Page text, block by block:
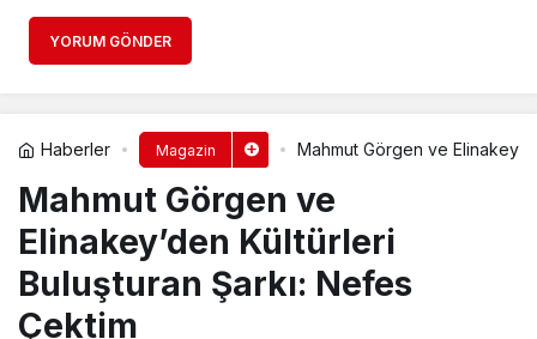
YORUM GÖNDER
Haberler Magazin Mahmut Görgen ve
Mahmut Görgen ve
Elinakey’den Kültürleri
Buluşturan Şarkı: Nefes
Çektim